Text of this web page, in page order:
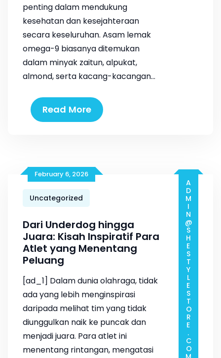
penting dalam mendukung
kesehatan dan kesejahteraan
secara keseluruhan. Asam lemak
omega-9 biasanya ditemukan
dalam minyak zaitun, alpukat,
almond, serta kacang-kacangan…
Read More
February 6, 2026
Uncategorized
Dari Underdog hingga
Juara: Kisah Inspiratif Para
Atlet yang Menentang
Peluang
[ad_1] Dalam dunia olahraga, tidak
ada yang lebih menginspirasi
daripada melihat tim yang tidak
diunggulkan naik ke puncak dan
menjadi juara. Para atlet ini
menentang rintangan, mengatasi
ADMIN@SHESTYLESTORE.COM